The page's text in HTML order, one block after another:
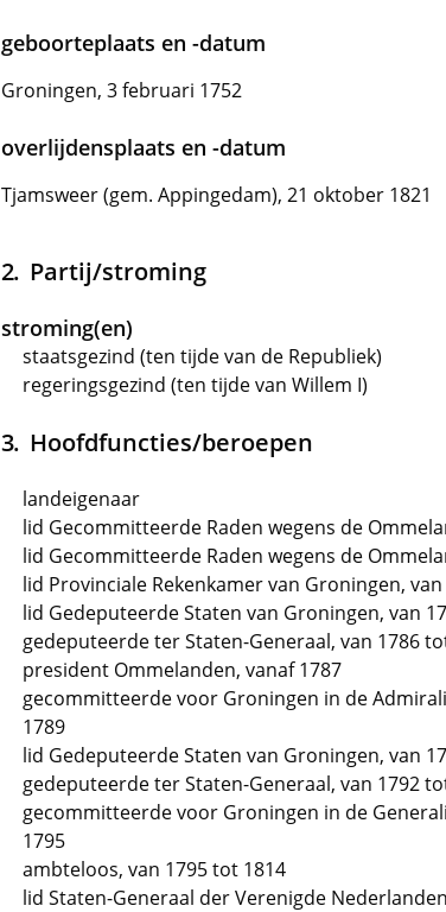
geboorteplaats en -datum
Groningen, 3 februari 1752
overlijdensplaats en -datum
Tjamsweer (gem. Appingedam), 21 oktober 1821
Partij/stroming
stroming(en)
staatsgezind (ten tijde van de Republiek)
regeringsgezind (ten tijde van Willem I)
Hoofdfuncties/beroepen
landeigenaar
lid Gecommitteerde Raden wegens de
lid Gecommitteerde Raden wegens de
lid Provinciale Rekenkamer van Groningen,
lid Gedeputeerde Staten van Groningen, van
gedeputeerde ter Staten-Generaal, van 1786
president Ommelanden, vanaf 1787
gecommitteerde voor Groningen in de
1789
lid Gedeputeerde Staten van Groningen, van
gedeputeerde ter Staten-Generaal, van 1792
gecommitteerde voor Groningen in de
1795
ambteloos, van 1795 tot 1814
lid Staten-Generaal der Verenigde